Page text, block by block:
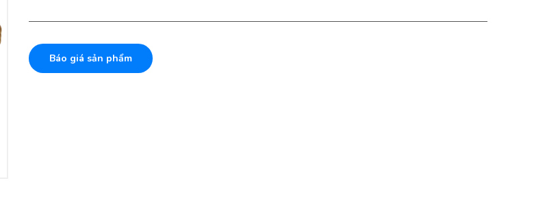
Báo giá sản phẩm